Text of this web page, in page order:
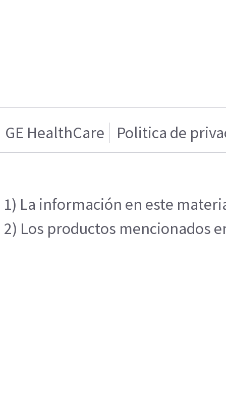
GE HealthCare Politica de
1) La información en este
2) Los productos mencionados